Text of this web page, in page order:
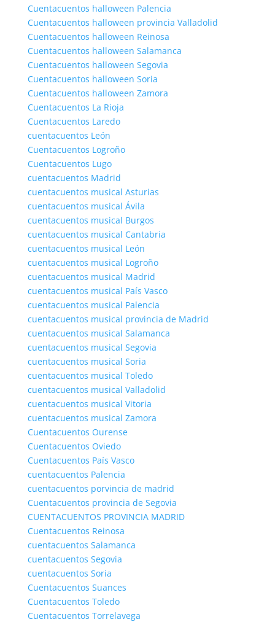
Cuentacuentos halloween Palencia
Cuentacuentos halloween provincia Valladolid
Cuentacuentos halloween Reinosa
Cuentacuentos halloween Salamanca
Cuentacuentos halloween Segovia
Cuentacuentos halloween Soria
Cuentacuentos halloween Zamora
Cuentacuentos La Rioja
Cuentacuentos Laredo
cuentacuentos León
Cuentacuentos Logroño
Cuentacuentos Lugo
cuentacuentos Madrid
cuentacuentos musical Asturias
cuentacuentos musical Ávila
cuentacuentos musical Burgos
cuentacuentos musical Cantabria
cuentacuentos musical León
cuentacuentos musical Logroño
cuentacuentos musical Madrid
cuentacuentos musical País Vasco
cuentacuentos musical Palencia
cuentacuentos musical provincia de Madrid
cuentacuentos musical Salamanca
cuentacuentos musical Segovia
cuentacuentos musical Soria
cuentacuentos musical Toledo
cuentacuentos musical Valladolid
cuentacuentos musical Vitoria
cuentacuentos musical Zamora
Cuentacuentos Ourense
Cuentacuentos Oviedo
Cuentacuentos País Vasco
cuentacuentos Palencia
cuentacuentos porvincia de madrid
Cuentacuentos provincia de Segovia
CUENTACUENTOS PROVINCIA MADRID
Cuentacuentos Reinosa
cuentacuentos Salamanca
cuentacuentos Segovia
cuentacuentos Soria
Cuentacuentos Suances
Cuentacuentos Toledo
Cuentacuentos Torrelavega